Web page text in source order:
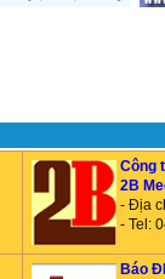
Công
2B
- Địa
- Tel:
Báo